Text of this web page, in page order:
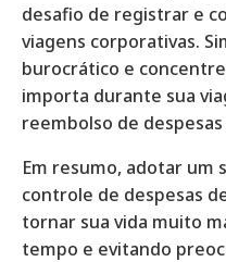
desafio de registrar e
viagens corporativas.
burocrático e
importa durante sua
reembolso de
Em resumo, adotar um
controle de despesas
tornar sua vida muito
tempo e evitando